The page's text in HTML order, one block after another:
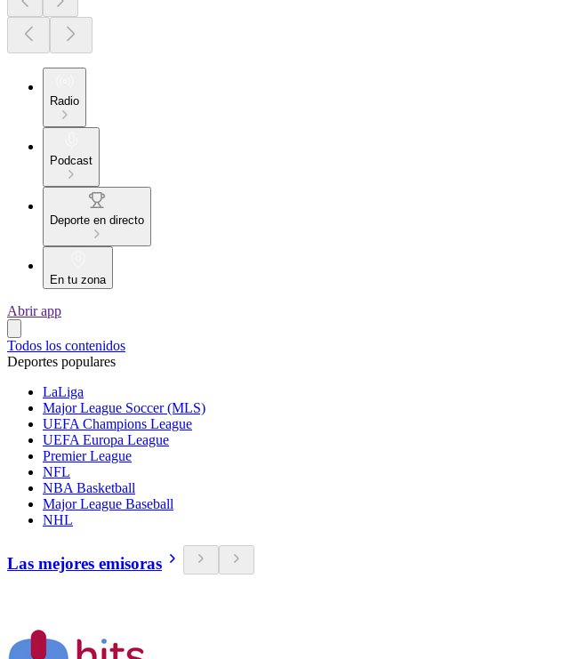
Radio
Podcast
Deporte en directo
En tu zona
Abrir app
Todos los contenidos
Deportes populares
LaLiga
Major League Soccer (MLS)
UEFA Champions League
UEFA Europa League
Premier League
NFL
NBA Basketball
Major League Baseball
NHL
Las mejores emisoras